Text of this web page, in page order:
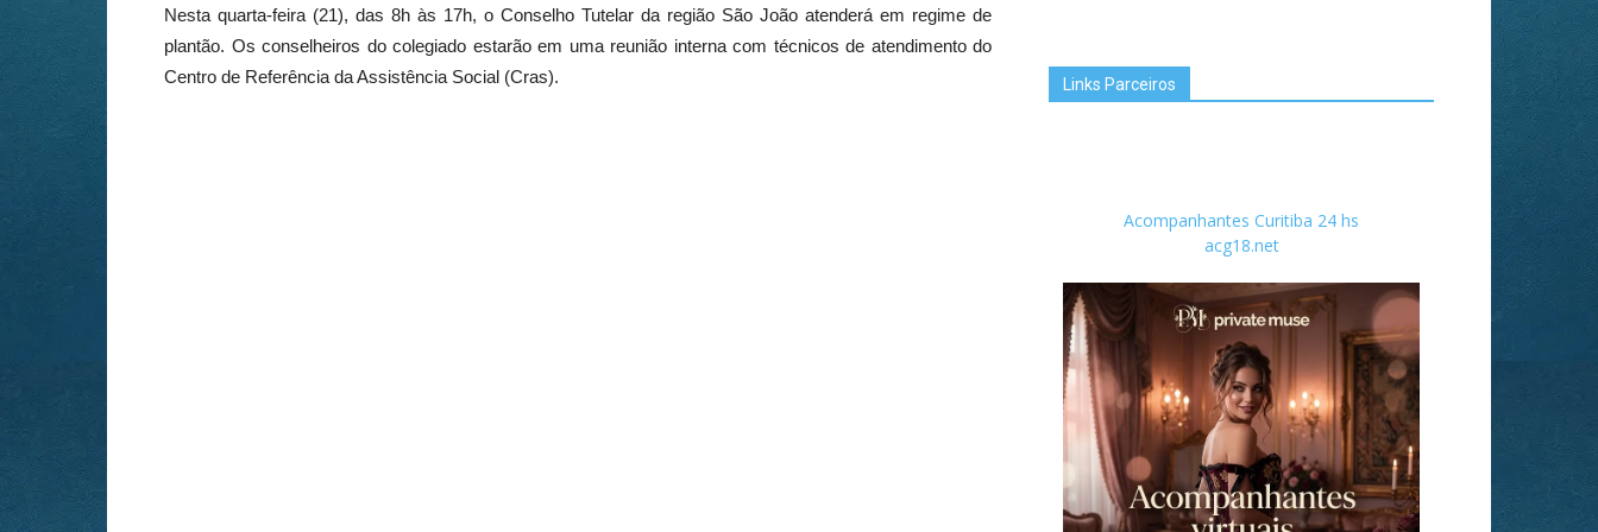
Nesta quarta-feira (21), das 8h às 17h, o Conselho Tutelar da região São João atenderá em regime de
plantão. Os conselheiros do colegiado estarão em uma reunião interna com técnicos de atendimento do
Centro de Referência da Assistência Social (Cras).
Links Parceiros
Acompanhantes Curitiba 24 hs
acg18.net